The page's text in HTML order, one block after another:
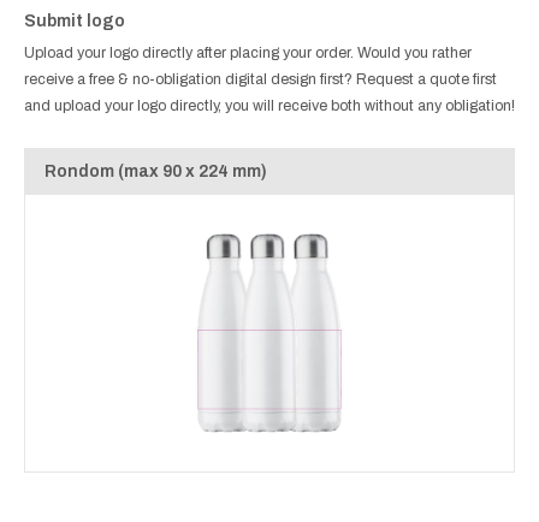
Submit logo
Upload your logo directly after placing your order. Would you rather
receive a free & no-obligation digital design first? Request a quote first
and upload your logo directly, you will receive both without any obligation!
Rondom (max 90 x 224 mm)